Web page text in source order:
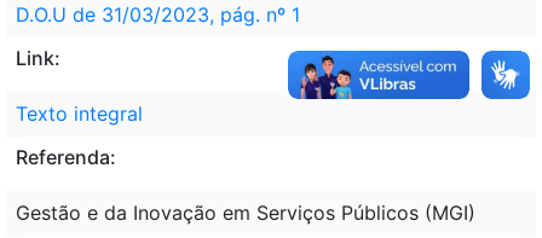
D.O.U de 31/03/2023, pág. nº 1
Link:
Texto integral
Referenda:
Gestão e da Inovação em Serviços Públicos (MGI)